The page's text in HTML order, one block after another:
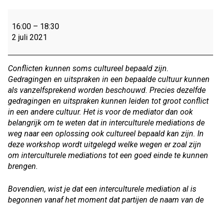
en
webinar
Ali
al
Hadaui
(lid
VMG):
Interculturele
mediation.
Met
gratis
borrelpakket
aan
16:00 – 18:30
2 juli 2021
Conflicten kunnen soms cultureel bepaald zijn.
Gedragingen en uitspraken in een bepaalde cultuur kunnen
als vanzelfsprekend worden beschouwd. Precies dezelfde
gedragingen en uitspraken kunnen leiden tot groot conflict
in een andere cultuur. Het is voor de mediator dan ook
belangrijk om te weten dat in interculturele mediations de
weg naar een oplossing ook cultureel bepaald kan zijn. In
deze workshop wordt uitgelegd welke wegen er zoal zijn
om interculturele mediations tot een goed einde te kunnen
brengen.
Bovendien, wist je dat een interculturele mediation al is
begonnen vanaf het moment dat partijen de naam van de